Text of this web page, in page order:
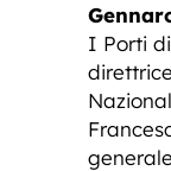
I Porti